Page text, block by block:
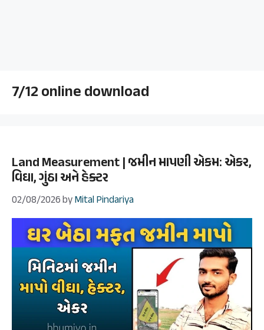
7/12 online download
Land Measurement | જમીન માપણી એકમ: એકર,
વિઘા, ગુંઠા અને હેક્ટર
02/08/2026byMital Pindariya